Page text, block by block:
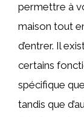
permettre à
maison tout
d’entrer. Il
certains
spécifique
tandis que